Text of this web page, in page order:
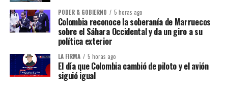
PODER & GOBIERNO 5 horas ago
Colombia reconoce la soberanía de Marruecos
sobre el Sáhara Occidental y da un giro a su
política exterior
LA FIRMA 5 horas ago
El día que Colombia cambió de piloto y el avión
siguió igual